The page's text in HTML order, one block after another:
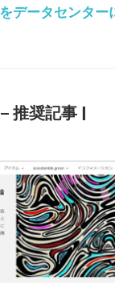
データセンター
推奨記事 |